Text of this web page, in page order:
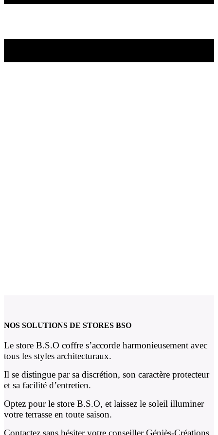
NOS SOLUTIONS DE STORES BSO
Le store B.S.O coffre s’accorde harmonieusement avec
tous les styles architecturaux.
Il se distingue par sa discrétion, son caractère protecteur
et sa facilité d’entretien.
Optez pour le store B.S.O, et laissez le soleil illuminer
votre terrasse en toute saison.